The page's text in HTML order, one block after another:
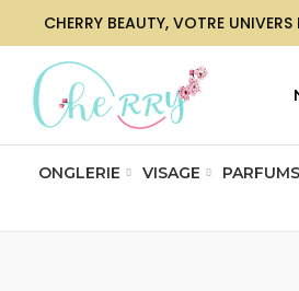
CHERRY BEAUTY, VOTRE
ONGLERIE VISAGE PARFUMS